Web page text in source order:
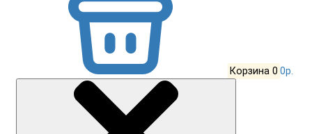
Корзина 0 0р.